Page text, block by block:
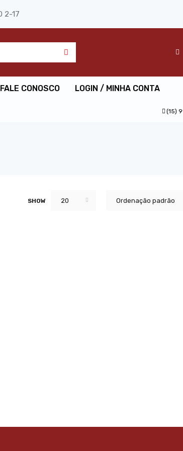
2-17
FALE CONOSCO LOGIN / MINHA CONTA
(15)
Ordenação padrão
SHOW 20